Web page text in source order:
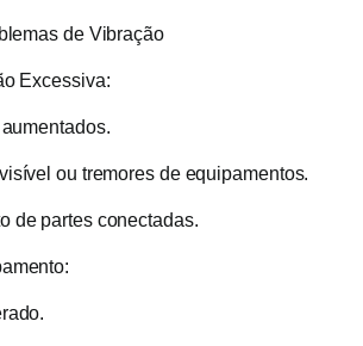
de Vibração
Excessiva:
ou tremores de equipamentos.
de partes conectadas.